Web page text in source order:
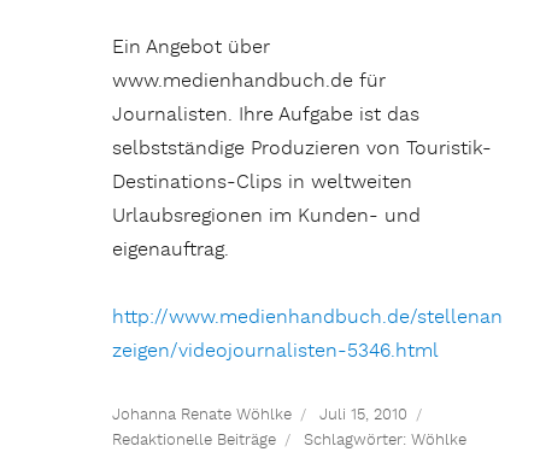
Ein Angebot über
www.medienhandbuch.de für
Journalisten. Ihre Aufgabe ist das
selbstständige Produzieren von Touristik-
Destinations-Clips in weltweiten
Urlaubsregionen im Kunden- und
eigenauftrag.
http://www.medienhandbuch.de/stellenan
zeigen/videojournalisten-5346.html
Johanna Renate Wöhlke
Juli 15, 2010
Redaktionelle Beiträge
Schlagwörter:Wöhlke